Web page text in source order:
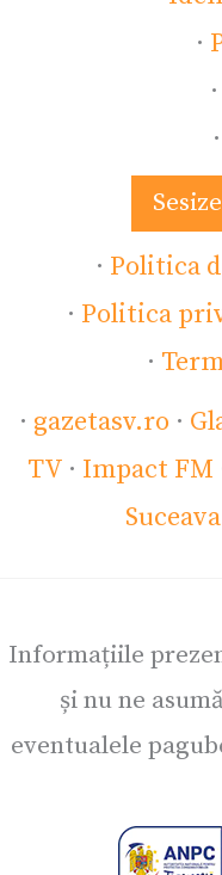
·
·
·
· Politica
· Politica
·
· gazetasv.ro ·
TV · Impact FM
Informațiile
și nu ne
eventualele